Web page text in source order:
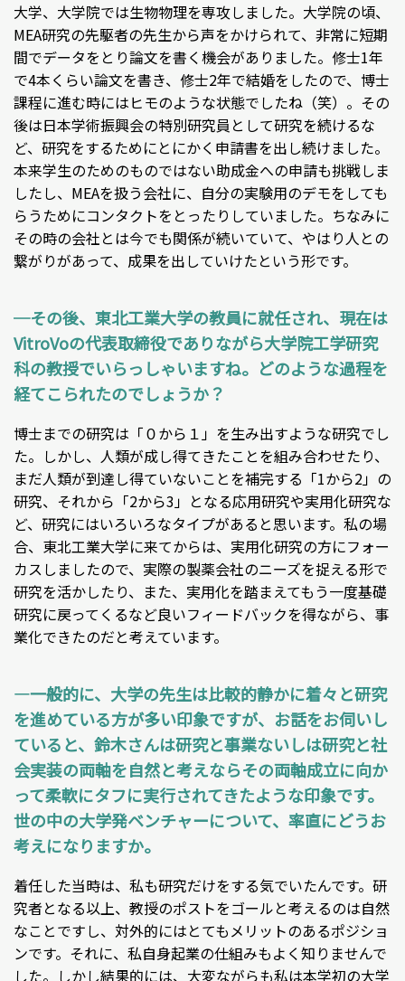
大学、大学院では生物物理を専攻しました。大学院の頃、
MEA研究の先駆者の先生から声をかけられて、非常に短期
間でデータをとり論文を書く機会がありました。修士1年
で4本くらい論文を書き、修士2年で結婚をしたので、博士
課程に進む時にはヒモのような状態でしたね（笑）。その
後は日本学術振興会の特別研究員として研究を続けるな
ど、研究をするためにとにかく申請書を出し続けました。
本来学生のためのものではない助成金への申請も挑戦しま
したし、MEAを扱う会社に、自分の実験用のデモをしても
らうためにコンタクトをとったりしていました。ちなみに
その時の会社とは今でも関係が続いていて、やはり人との
繋がりがあって、成果を出していけたという形です。
─その後、東北工業大学の教員に就任され、現在は
VitroVoの代表取締役でありながら大学院工学研究
科の教授でいらっしゃいますね。どのような過程を
経てこられたのでしょうか？
博士までの研究は「０から１」を生み出すような研究でし
た。しかし、人類が成し得てきたことを組み合わせたり、
まだ人類が到達し得ていないことを補完する「1から2」の
研究、それから「2から3」となる応用研究や実用化研究な
ど、研究にはいろいろなタイプがあると思います。私の場
合、東北工業大学に来てからは、実用化研究の方にフォー
カスしましたので、実際の製薬会社のニーズを捉える形で
研究を活かしたり、また、実用化を踏まえてもう一度基礎
研究に戻ってくるなど良いフィードバックを得ながら、事
業化できたのだと考えています。
―一般的に、大学の先生は比較的静かに着々と研究
を進めている方が多い印象ですが、お話をお伺いし
ていると、鈴木さんは研究と事業ないしは研究と社
会実装の両軸を自然と考えならその両軸成立に向か
って柔軟にタフに実行されてきたような印象です。
世の中の大学発ベンチャーについて、率直にどうお
考えになりますか。
着任した当時は、私も研究だけをする気でいたんです。研
究者となる以上、教授のポストをゴールと考えるのは自然
なことですし、対外的にはとてもメリットのあるポジショ
ンです。それに、私自身起業の仕組みもよく知りませんで
した。しかし結果的には、大変ながらも私は本学初の大学